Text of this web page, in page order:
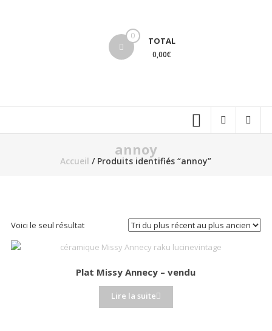
lucinevintage 0 TOTAL
0,00€
annoy
Accueil / Produits identifiés “annoy”
Voici le seul résultat
Plat Missy Annecy – vendu
Lire la suite